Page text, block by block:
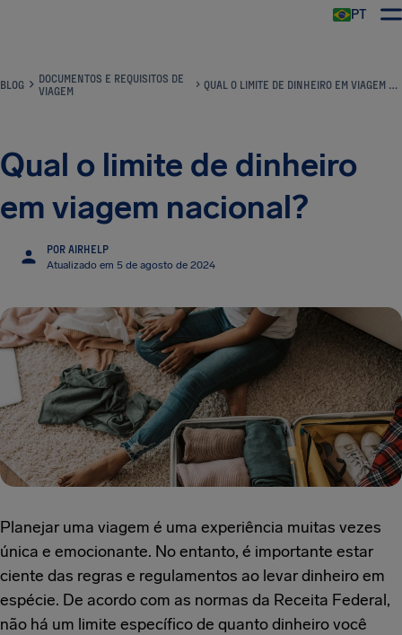
PT
BLOG
DOCUMENTOS E REQUISITOS DE
VIAGEM
QUAL O LIMITE DE DINHEIRO EM VIAGEM NACIONAL?
Qual o limite de dinheiro
em viagem nacional?
POR AIRHELP
Atualizado em 5 de agosto de 2024
Planejar uma viagem é uma experiência muitas vezes
única e emocionante. No entanto, é importante estar
ciente das regras e regulamentos ao levar dinheiro em
espécie. De acordo com as normas da Receita Federal,
não há um limite específico de quanto dinheiro você